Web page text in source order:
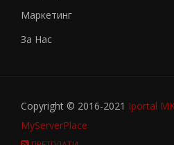
Маркетинг
За Нас
Copyright © 2016-2021 Iportal
MyServerPlace